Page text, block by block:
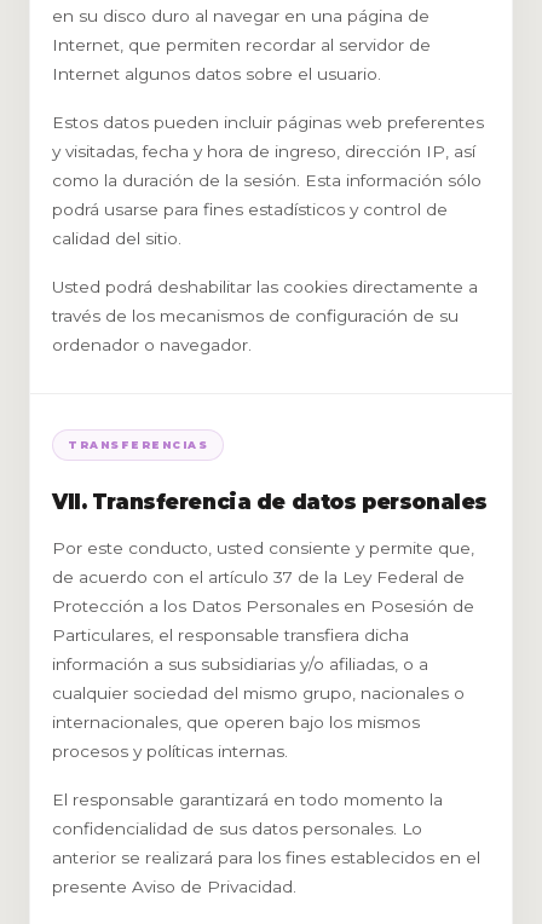
en su disco duro al navegar en una página de
Internet, que permiten recordar al servidor de
Internet algunos datos sobre el usuario.
Estos datos pueden incluir páginas web preferentes
y visitadas, fecha y hora de ingreso, dirección IP, así
como la duración de la sesión. Esta información sólo
podrá usarse para fines estadísticos y control de
calidad del sitio.
Usted podrá deshabilitar las cookies directamente a
través de los mecanismos de configuración de su
ordenador o navegador.
TRANSFERENCIAS
VII. Transferencia de datos personales
Por este conducto, usted consiente y permite que,
de acuerdo con el artículo 37 de la Ley Federal de
Protección a los Datos Personales en Posesión de
Particulares, el responsable transfiera dicha
información a sus subsidiarias y/o afiliadas, o a
cualquier sociedad del mismo grupo, nacionales o
internacionales, que operen bajo los mismos
procesos y políticas internas.
El responsable garantizará en todo momento la
confidencialidad de sus datos personales. Lo
anterior se realizará para los fines establecidos en el
presente Aviso de Privacidad.